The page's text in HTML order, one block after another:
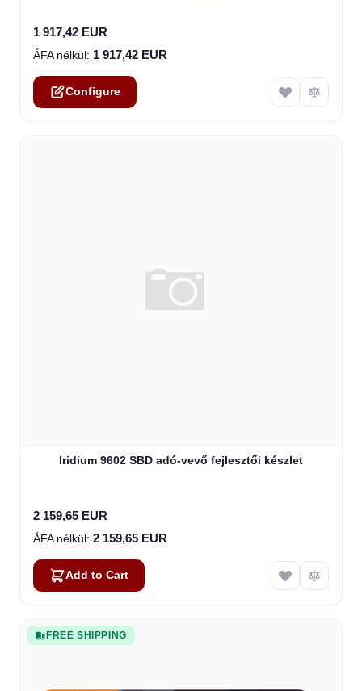
1 917,42 EUR
1 917,42 EUR
Configure
Iridium 9602 SBD adó-vevő fejlesztői készlet
2 159,65 EUR
2 159,65 EUR
Add to Cart
FREE SHIPPING